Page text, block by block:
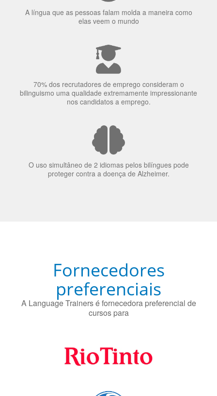
elas veem o mundo
70% dos recrutadores de emprego consideram o
nos candidatos a emprego.
Fornecedores
preferenciais